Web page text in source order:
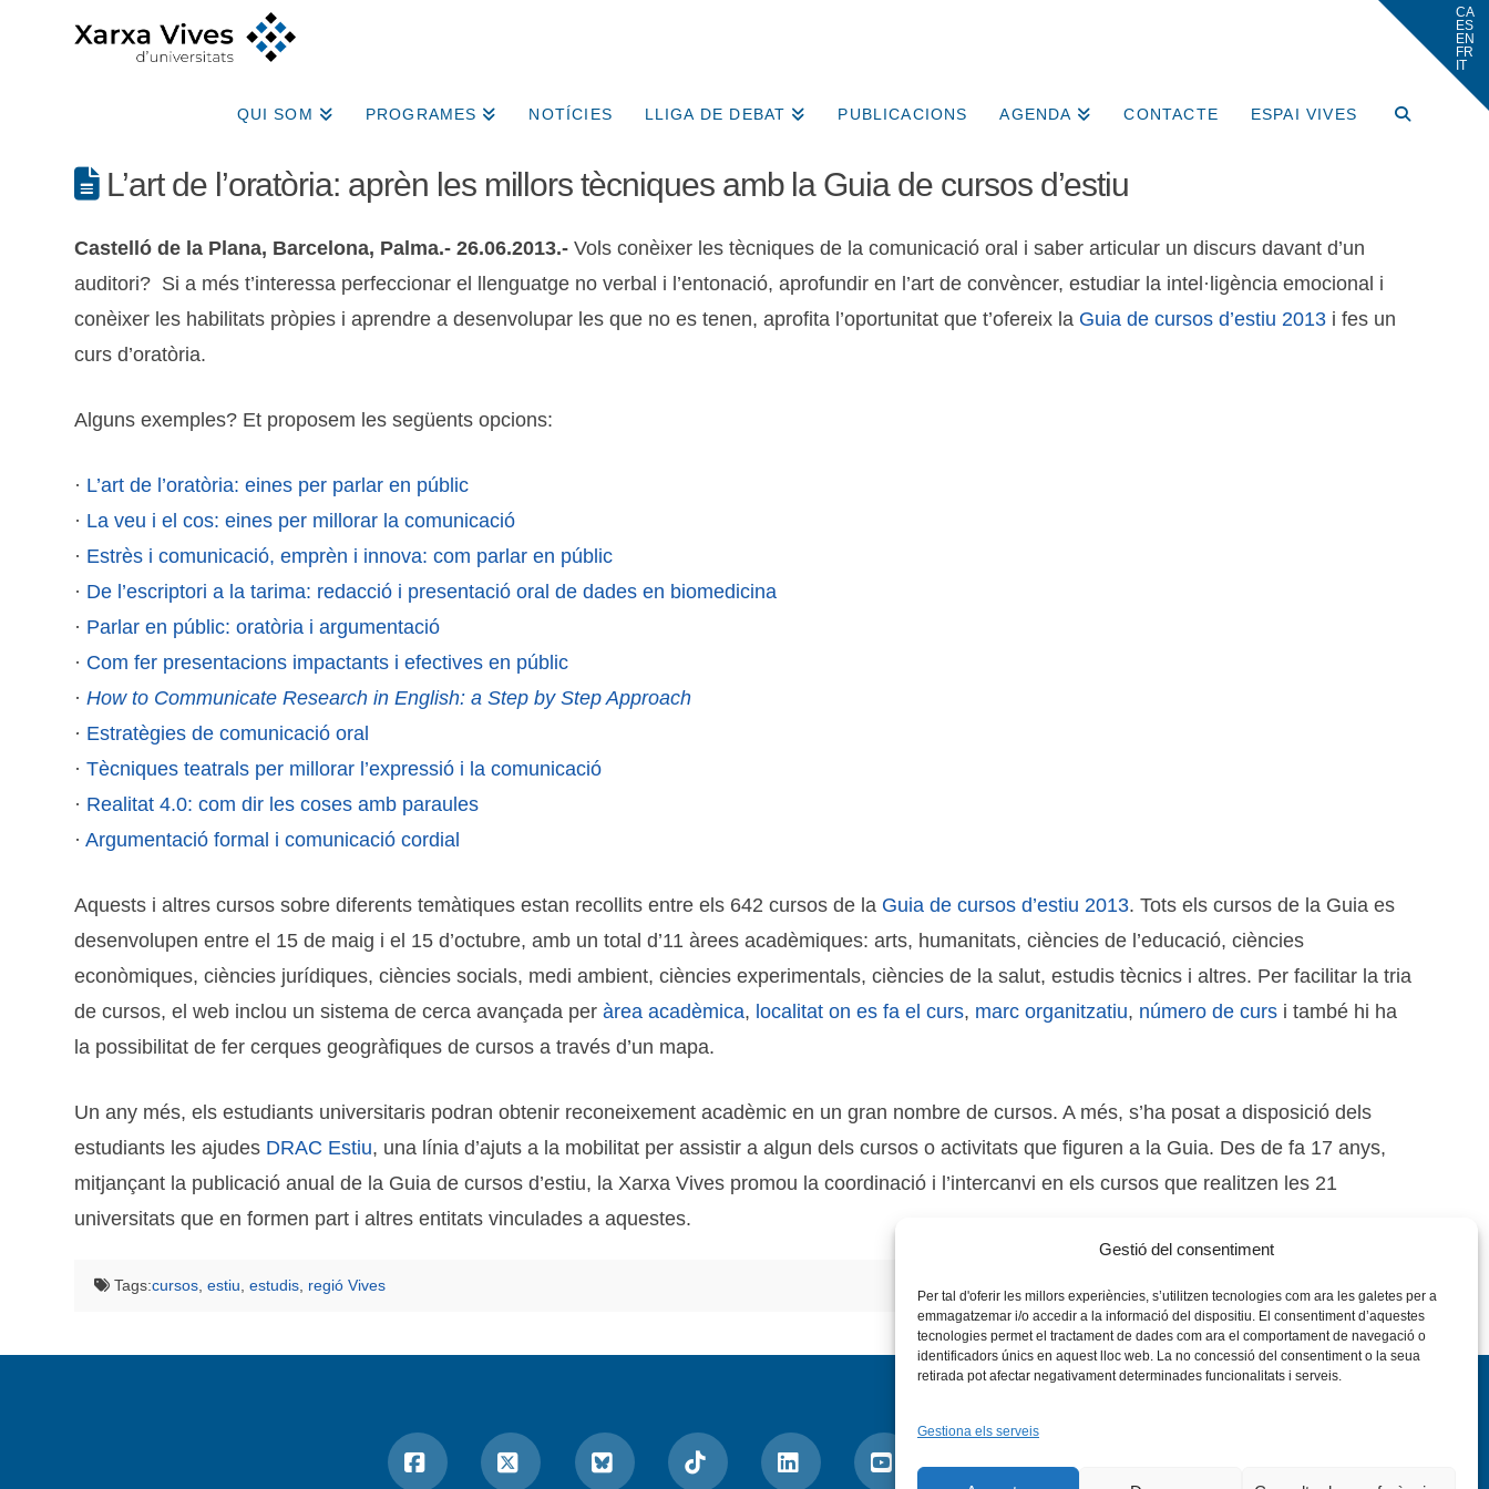
Gestió del consentiment
Per tal d'oferir les millors experiències, s’utilitzen tecnologies com ara les galetes per a
emmagatzemar i/o accedir a la informació del dispositiu. El consentiment d’aquestes
tecnologies permet el tractament de dades com ara el comportament de navegació o
identificadors únics en aquest lloc web. La no concessió del consentiment o la seua
retirada pot afectar negativament determinades funcionalitats i serveis.
Gestiona els serveis
QUI SOM PROGRAMES NOTÍCIES LLIGA DE DEBAT PUBLICACIONS AGENDA CONTACTE ESPAI VIVES
L’art de l’oratòria: aprèn les millors tècniques amb la Guia de cursos d’estiu
Castelló de la Plana, Barcelona, Palma.- 26.06.2013.-Vols conèixer les tècniques de la comunicació oral i saber articular un discurs davant d’un
auditori? Si a més t’interessa perfeccionar el llenguatge no verbal i l’entonació, aprofundir en l’art de convèncer, estudiar la intel·ligència emocional i
conèixer les habilitats pròpies i aprendre a desenvolupar les que no es tenen, aprofita l’oportunitat que t’ofereix la Guia de cursos d’estiu 2013 i fes un
curs d’oratòria.
Alguns exemples? Et proposem les següents opcions:
· L’art de l’oratòria: eines per parlar en públic
· La veu i el cos: eines per millorar la comunicació
· Estrès i comunicació, emprèn i innova: com parlar en públic
· De l’escriptori a la tarima: redacció i presentació oral de dades en biomedicina
· Parlar en públic: oratòria i argumentació
· Com fer presentacions impactants i efectives en públic
·How to Communicate Research in English: a Step by Step Approach
· Estratègies de comunicació oral
·Tècniques teatrals per millorar l’expressió i la comunicació
· Realitat 4.0: com dir les coses amb paraules
·Argumentació formal i comunicació cordial
Aquests i altres cursos sobre diferents temàtiques estan recollits entre els 642 cursos de la Guia de cursos d’estiu 2013. Tots els cursos de la Guia es
desenvolupen entre el 15 de maig i el 15 d’octubre, amb un total d’11 àrees acadèmiques: arts, humanitats, ciències de l’educació, ciències
econòmiques, ciències jurídiques, ciències socials, medi ambient, ciències experimentals, ciències de la salut, estudis tècnics i altres. Per facilitar la tria
de cursos, el web inclou un sistema de cerca avançada peràrea acadèmica, localitat on es fa el curs, marc organitzatiu, número de curs i també hi ha
la possibilitat de fer cerques geogràfiques de cursos a través d’un mapa.
Un any més, els estudiants universitaris podran obtenir reconeixement acadèmic en un gran nombre de cursos. A més, s’ha posat a disposició dels
estudiants les ajudes DRAC Estiu, una línia d’ajuts a la mobilitat per assistir a algun dels cursos o activitats que figuren a la Guia. Des de fa 17 anys,
mitjançant la publicació anual de la Guia de cursos d’estiu, la Xarxa Vives promou la coordinació i l’intercanvi en els cursos que realitzen les 21
universitats que en formen part i altres entitats vinculades a aquestes.
Tags:cursos, estiu, estudis, regió Vives